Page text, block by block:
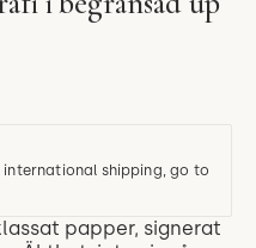
international shipping, go to
papper, signerat